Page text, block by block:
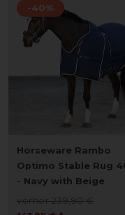
-40%
Horseware Rambo
Optimo Stable Rug
- Navy with Beige
vorher 239,90 €